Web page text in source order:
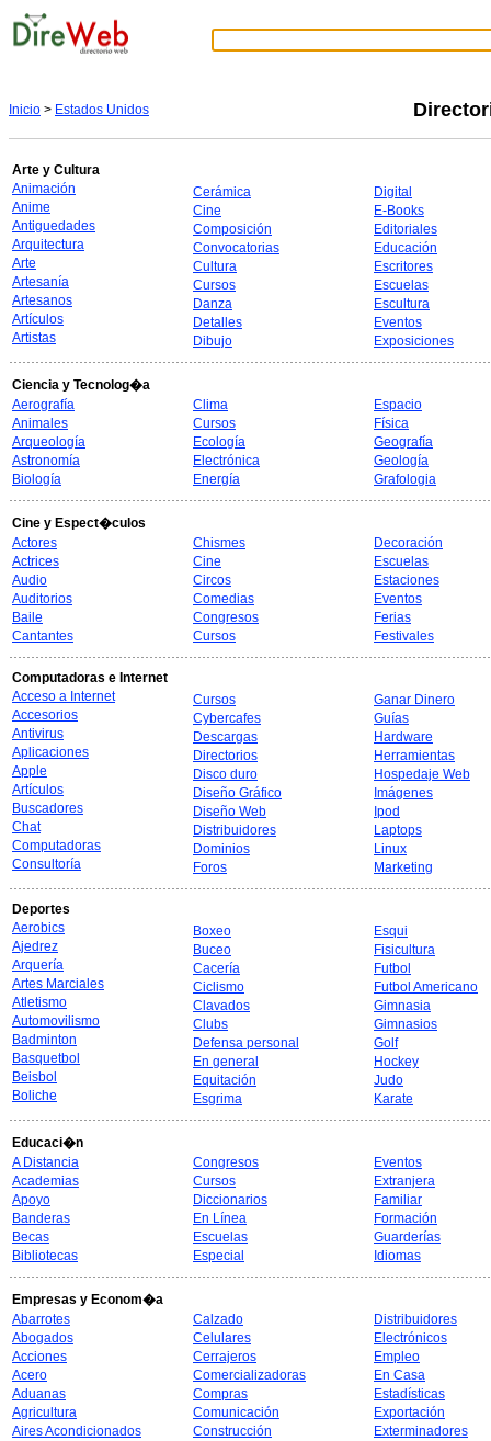
Inicio > Estados Unidos
Arte y Cultura
Animación
Anime
Antiguedades
Arquitectura
Arte
Artesanía
Artesanos
Artículos
Artistas
Cerámica
Cine
Composición
Convocatorias
Cultura
Cursos
Danza
Detalles
Dibujo
Digital
E-Books
Editoriales
Educación
Escritores
Escuelas
Escultura
Eventos
Exposiciones
Ciencia y Tecnolog�a
Aerografía
Animales
Arqueología
Astronomía
Biología
Clima
Cursos
Ecología
Electrónica
Energía
Espacio
Física
Geografía
Geología
Grafologia
Cine y Espect�culos
Actores
Actrices
Audio
Auditorios
Baile
Cantantes
Chismes
Cine
Circos
Comedias
Congresos
Cursos
Decoración
Escuelas
Estaciones
Eventos
Ferias
Festivales
Computadoras e Internet
Acceso a Internet
Accesorios
Antivirus
Aplicaciones
Apple
Artículos
Buscadores
Chat
Computadoras
Consultoría
Cursos
Cybercafes
Descargas
Directorios
Disco duro
Diseño Gráfico
Diseño Web
Distribuidores
Dominios
Foros
Ganar Dinero
Guías
Hardware
Herramientas
Hospedaje Web
Imágenes
Ipod
Laptops
Linux
Marketing
Deportes
Aerobics
Ajedrez
Arquería
Artes Marciales
Atletismo
Automovilismo
Badminton
Basquetbol
Beisbol
Boliche
Boxeo
Buceo
Cacería
Ciclismo
Clavados
Clubs
Defensa personal
En general
Equitación
Esgrima
Esqui
Fisicultura
Futbol
Futbol Americano
Gimnasia
Gimnasios
Golf
Hockey
Judo
Karate
Educaci�n
A Distancia
Academias
Apoyo
Banderas
Becas
Bibliotecas
Congresos
Cursos
Diccionarios
En Línea
Escuelas
Especial
Eventos
Extranjera
Familiar
Formación
Guarderías
Idiomas
Empresas y Econom�a
Abarrotes
Abogados
Acciones
Acero
Aduanas
Agricultura
Aires Acondicionados
Calzado
Celulares
Cerrajeros
Comercializadoras
Compras
Comunicación
Construcción
Distribuidores
Electrónicos
Empleo
En Casa
Estadísticas
Exportación
Exterminadores